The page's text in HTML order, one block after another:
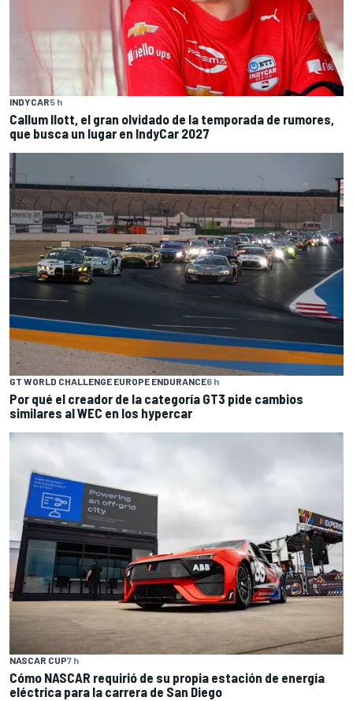
INDYCAR5 h
Callum Ilott, el gran olvidado de la temporada de rumores,
que busca un lugar en IndyCar 2027
GT WORLD CHALLENGE EUROPE ENDURANCE6 h
Por qué el creador de la categoría GT3 pide cambios
similares al WEC en los hypercar
NASCAR CUP7 h
Cómo NASCAR requirió de su propia estación de energía
eléctrica para la carrera de San Diego